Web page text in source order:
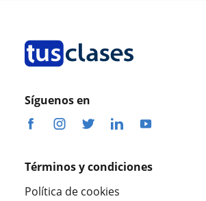
Síguenos en
Términos y condiciones
Política de cookies